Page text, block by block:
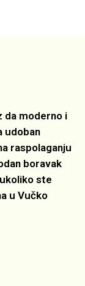
da moderno i
udoban
raspolaganju
boravak
ste
u Vučko